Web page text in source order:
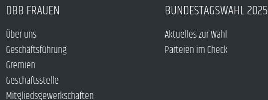
DBB FRAUEN
Über uns
Geschäftsführung
Gremien
Geschäftsstelle
Mitgliedsgewerkschaften
BUNDESTAGSWAHL 2025
Aktuelles zur Wahl
Parteien im Check